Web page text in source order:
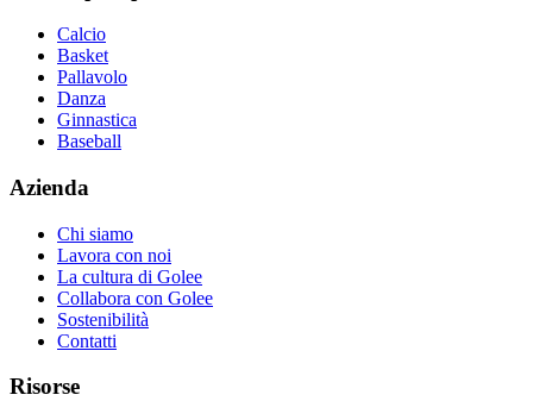
Calcio
Basket
Pallavolo
Danza
Ginnastica
Baseball
Azienda
Chi siamo
Lavora con noi
La cultura di Golee
Collabora con Golee
Sostenibilità
Contatti
Risorse